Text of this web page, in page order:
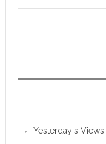
Yesterday's Views: